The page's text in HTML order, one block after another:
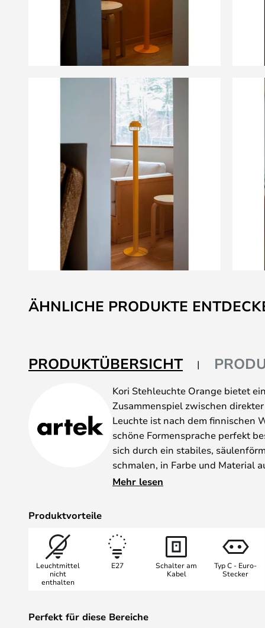
Anfang
der
ÄHNLICHE PRODUKTE
PRODUKTÜBERSICHT
Kori Stehleuchte Orange bietet
Zusammenspiel zwischen
Leuchte ist nach dem finnischen
schöne Formensprache perfekt
sich durch ein stabiles,
schmalen, in Farbe und Material
Schirm aus, der die Lichtquelle
Die charakteristische Form des
durch das weiche, diffuse Licht
schafft, die alle Leuchten der Kori-
verschiedenen Varianten,
Mehr lesen
Produktvorteile
Leuchtmittel
nicht
enthalten
E27
Schalter am
Kabel
Typ C - Euro-
Stecker
Perfekt für diese Bereiche